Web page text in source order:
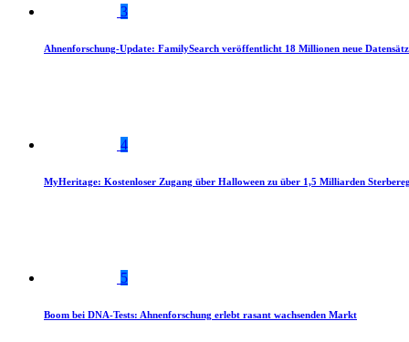
3
Ahnenforschung-Update: FamilySearch veröffentlicht 18 Millionen neue
4
MyHeritage: Kostenloser Zugang über Halloween zu über 1,5 Milliarden
5
Boom bei DNA-Tests: Ahnenforschung erlebt rasant wachsenden Markt